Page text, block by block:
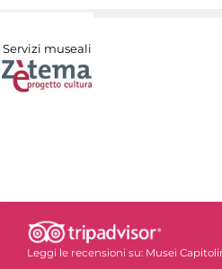
Servizi museali
Leggi le recensioni su: Musei